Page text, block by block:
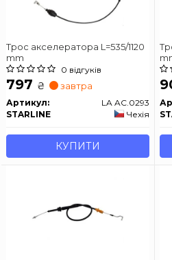
Трос акселератора L=535/1120
mm
0 відгуків
797 ₴ завтра
Артикул:
LA AC.0293
STARLINE
Чехія
КУПИТИ